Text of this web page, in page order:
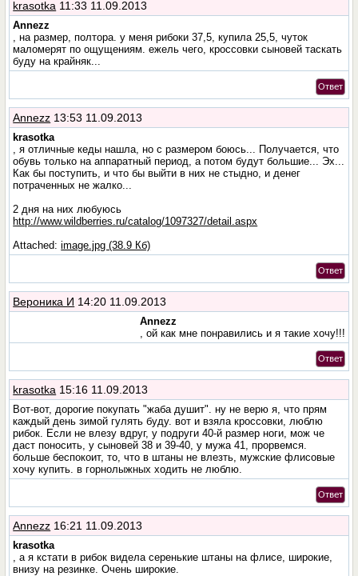
krasotka 11:33 11.09.2013
Annezz
, на размер, полтора. у меня рибоки 37,5, купила 25,5, чуток
маломерят по ощущениям. ежель чего, кроссовки сыновей таскать
буду на крайняк...
Ответ
Annezz 13:53 11.09.2013
krasotka
, я отличные кеды нашла, но с размером боюсь... Получается, что
обувь только на аппаратный период, а потом будут большие... Эх...
Как бы поступить, и что бы выйти в них не стыдно, и денег
потраченных не жалко...
2 дня на них любуюсь
http://www.wildberries.ru/catalog/1097327/detail.aspx
Attached:image.jpg (38.9 Кб)
Ответ
Вероника И 14:20 11.09.2013
Annezz
, ой как мне понравились и я такие хочу!!!
Ответ
krasotka 15:16 11.09.2013
Вот-вот, дорогие покупать "жаба душит". ну не верю я, что прям
каждый день зимой гулять буду. вот и взяла кроссовки, люблю
рибок. Если не влезу вдруг, у подруги 40-й размер ноги, мож че
даст поносить, у сыновей 38 и 39-40, у мужа 41, прорвемся.
больше беспокоит, то, что в штаны не влезть, мужские флисовые
хочу купить. в горнолыжных ходить не люблю.
Ответ
Annezz 16:21 11.09.2013
krasotka
, а я кстати в рибок видела серенькие штаны на флисе, широкие,
внизу на резинке. Очень широкие.